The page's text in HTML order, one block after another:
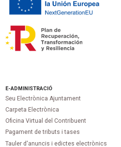
E-ADMINISTRACIÓ
Seu Electrònica Ajuntament
Carpeta Electrònica
Oficina Virtual del Contribuent
Pagament de tributs i tases
Tauler d'anuncis i edictes electrònics